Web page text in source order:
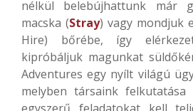
nélkül belebújhattunk már
macska (Stray) vagy mondjuk
Hire) bőrébe, így
kipróbáljuk magunkat
Adventures egy nyílt világú
melyben társaink